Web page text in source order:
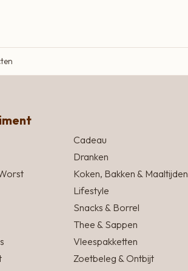
Cadeau
Dranken
Koken, Bakken & Maaltijden
Lifestyle
Snacks & Borrel
Thee & Sappen
Vleespakketten
Zoetbeleg & Ontbijt